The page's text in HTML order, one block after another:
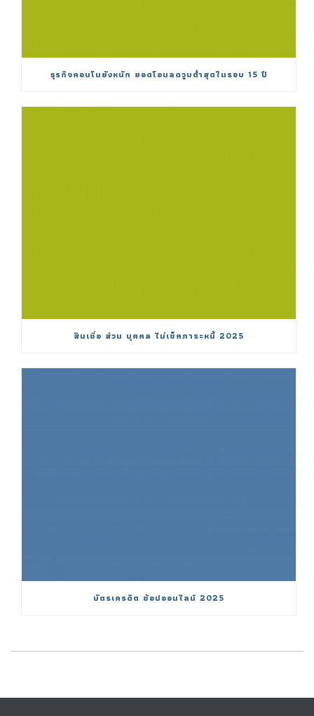
ธุรกิจคอนโนยังหนัก ยอดโอนลดวูบต่ำสุดในรอบ 15 ปี
สินเชื่อ ส่วน บุคคล ไม่เช็คภาระหนี้ 2025
บัตรเครดิต ช้อปออนไลน์ 2025